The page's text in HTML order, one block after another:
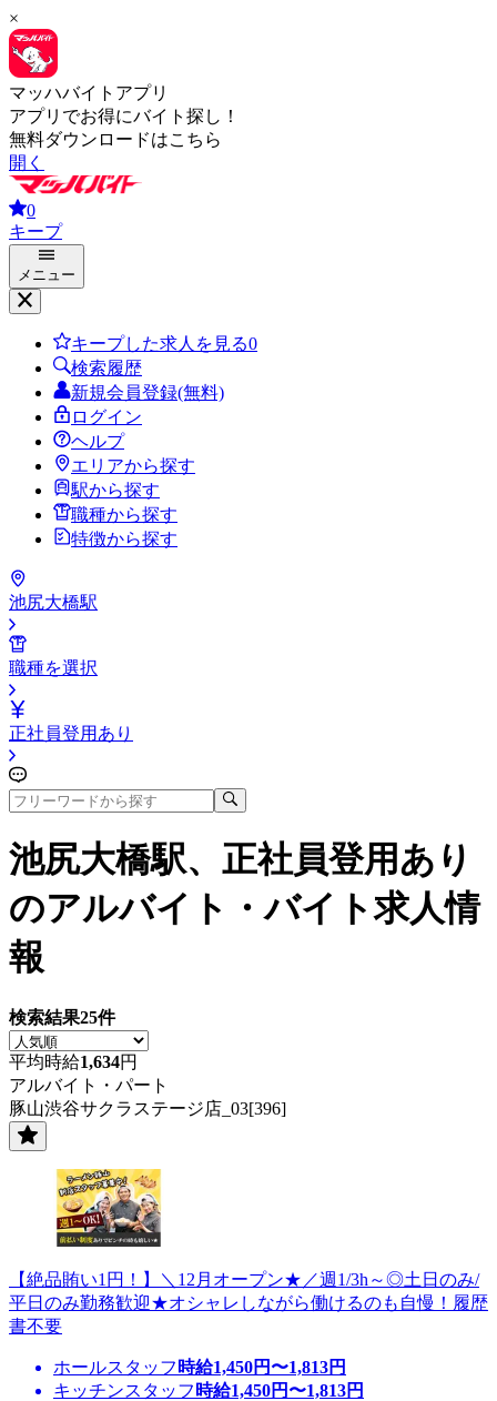
×
マッハバイトアプリ
アプリでお得にバイト探し！
無料ダウンロードはこちら
開く
0
キープ
メニュー
キープした求人を見る0
検索履歴
新規会員登録(無料)
ログイン
ヘルプ
エリアから探す
駅から探す
職種から探す
特徴から探す
池尻大橋駅
職種を選択
正社員登用あり
池尻大橋駅、正社員登用あり
のアルバイト・バイト求人情
報
検索結果25件
平均時給1,634円
アルバイト・パート
豚山渋谷サクラステージ店_03[396]
【絶品賄い1円！】＼12月オープン★／週1/3h～◎土日のみ/
平日のみ勤務歓迎★オシャレしながら働けるのも自慢！履歴
書不要
ホールスタッフ 時給1,450円〜1,813円
キッチンスタッフ 時給1,450円〜1,813円